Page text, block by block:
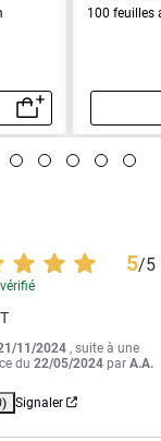
100 feuilles
5/5
11/2024 , suite à une
du22/05/2024 parA.A.
Signaler